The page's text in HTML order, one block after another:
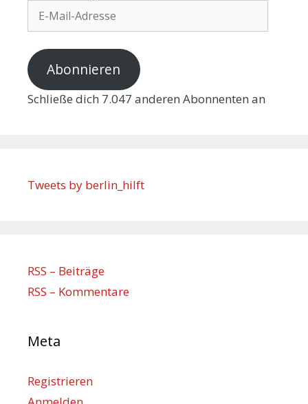
Abonnieren
Schließe dich 7.047 anderen Abonnenten an
Tweets by berlin_hilft
RSS – Beiträge
RSS – Kommentare
Meta
Registrieren